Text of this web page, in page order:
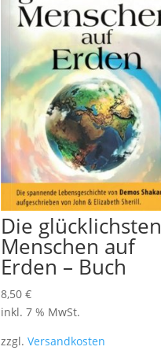
Die glücklichsten
Menschen auf
Erden – Buch
8,50€
inkl. 7 % MwSt.
zzgl.Versandkosten